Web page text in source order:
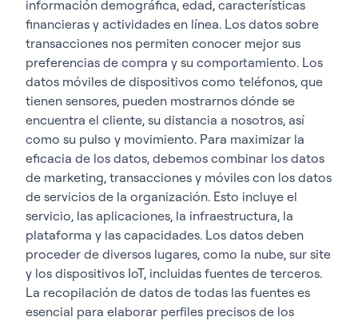
información demográfica, edad, características
financieras y actividades en línea. Los datos sobre
transacciones nos permiten conocer mejor sus
preferencias de compra y su comportamiento. Los
datos móviles de dispositivos como teléfonos, que
tienen sensores, pueden mostrarnos dónde se
encuentra el cliente, su distancia a nosotros, así
como su pulso y movimiento. Para maximizar la
eficacia de los datos, debemos combinar los datos
de marketing, transacciones y móviles con los datos
de servicios de la organización. Esto incluye el
servicio, las aplicaciones, la infraestructura, la
plataforma y las capacidades. Los datos deben
proceder de diversos lugares, como la nube, sur site
y los dispositivos IoT, incluidas fuentes de terceros.
La recopilación de datos de todas las fuentes es
esencial para elaborar perfiles precisos de los